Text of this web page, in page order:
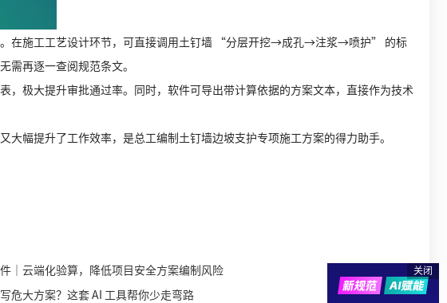
在施工工艺设计环节，可直接调用土钉墙 “分层开挖→成孔→注浆→喷护” 的标
再逐一查阅规范条文。
极大提升审批通过率。同时，软件可导出带计算依据的方案文本，直接作为技术
幅提升了工作效率，是总工编制土钉墙边坡支护专项施工方案的得力助手。
｜云端化验算，降低项目安全方案编制风险
危大方案？这套 AI 工具帮你少走弯路
关闭